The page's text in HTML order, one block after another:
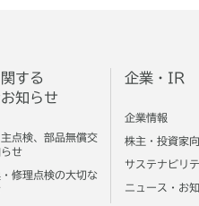
する
知らせ
点検、部品無償交
せ
修理点検の大切な
企業・IR
企業情報
株主・投資家
サステナビリ
ニュース・お